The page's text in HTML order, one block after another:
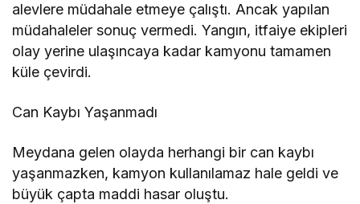
alevlere müdahale etmeye çalıştı. Ancak yapılan
müdahaleler sonuç vermedi. Yangın, itfaiye ekipleri
olay yerine ulaşıncaya kadar kamyonu tamamen
küle çevirdi.
Can Kaybı Yaşanmadı
Meydana gelen olayda herhangi bir can kaybı
yaşanmazken, kamyon kullanılamaz hale geldi ve
büyük çapta maddi hasar oluştu.